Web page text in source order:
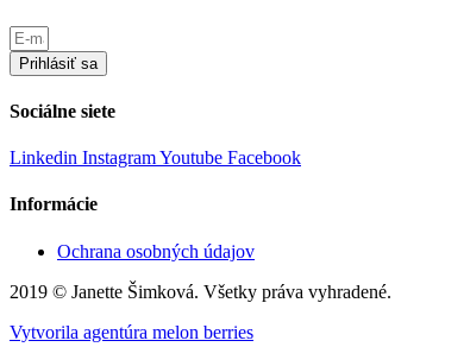
Prihlásiť sa
Sociálne siete
Linkedin InstagramYoutube Facebook
Informácie
Ochrana osobných údajov
2019 © Janette Šimková. Všetky práva vyhradené.
Vytvorila agentúra melon berries